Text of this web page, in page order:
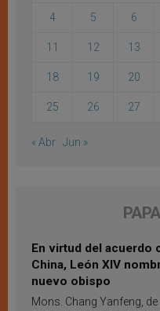
4 5 6
11 12 13
18 19 20
25 26 27
« Abr Jun »
En virtud del acuerdo
China, León XIV
nuevo obispo
Mons. Chang Yanfeng, de